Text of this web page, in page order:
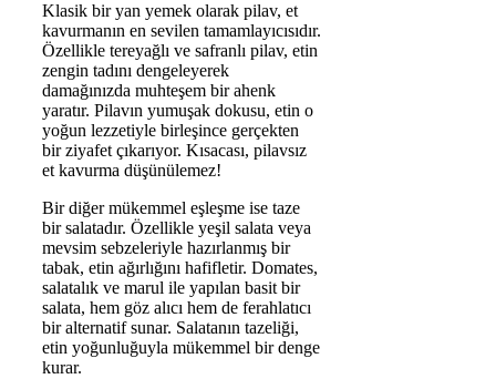
Klasik bir yan yemek olarak pilav, et
kavurmanın en sevilen tamamlayıcısıdır.
Özellikle tereyağlı ve safranlı pilav, etin
zengin tadını dengeleyerek
damağınızda muhteşem bir ahenk
yaratır. Pilavın yumuşak dokusu, etin o
yoğun lezzetiyle birleşince gerçekten
bir ziyafet çıkarıyor. Kısacası, pilavsız
et kavurma düşünülemez!
Bir diğer mükemmel eşleşme ise taze
bir salatadır. Özellikle yeşil salata veya
mevsim sebzeleriyle hazırlanmış bir
tabak, etin ağırlığını hafifletir. Domates,
salatalık ve marul ile yapılan basit bir
salata, hem göz alıcı hem de ferahlatıcı
bir alternatif sunar. Salatanın tazeliği,
etin yoğunluğuyla mükemmel bir denge
kurar.